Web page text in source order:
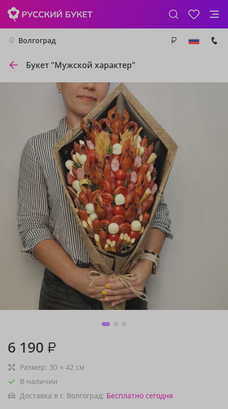
Волгоград
Букет "Мужской характер"
6 190 ₽
Размер: 30 × 42 см
В наличии
Доставка в г. Волгоград: Бесплатно сегодня